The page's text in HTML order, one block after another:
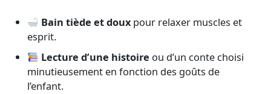
Bain tiède et douxpour relaxer muscles et
esprit.
Lecture d’une histoire ou d’un conte choisi
minutieusement en fonction des goûts de
l’enfant.